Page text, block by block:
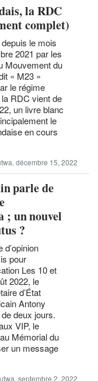
la RDC
complet)
le mois
2021 par les
Mouvement du
« M23 »
le régime
RDC vient de
un livre blanc
le
en cours
décembre 15, 2022
parle de
; un nouvel
?
d’opinion
pour
Les 10 et
2022, le
d’État
Antony
deux jours.
VIP, le
Mémorial du
un message
septembre 2, 2022